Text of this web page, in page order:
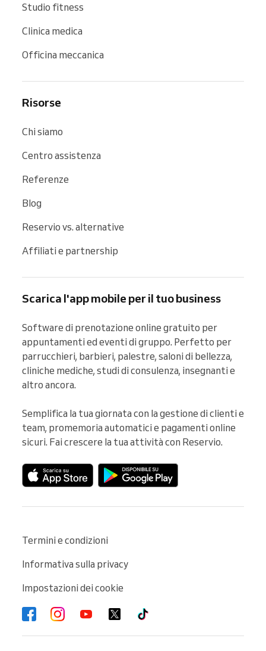
Studio fitness
Clinica medica
Officina meccanica
Risorse
Chi siamo
Centro assistenza
Referenze
Blog
Reservio vs. alternative
Affiliati e partnership
Scarica l'app mobile per il tuo business
Software di prenotazione online gratuito per
appuntamenti ed eventi di gruppo. Perfetto per
parrucchieri, barbieri, palestre, saloni di bellezza,
cliniche mediche, studi di consulenza, insegnanti e
altro ancora.
Semplifica la tua giornata con la gestione di clienti e
team, promemoria automatici e pagamenti online
sicuri. Fai crescere la tua attività con Reservio.
Termini e condizioni
Informativa sulla privacy
Impostazioni dei cookie